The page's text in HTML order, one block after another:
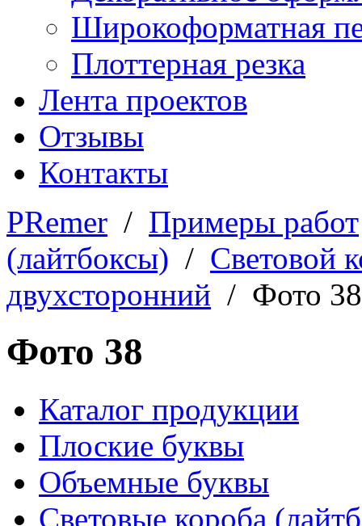
Широкоформатная
Плоттерная резка
Лента проектов
Отзывы
Контакты
PRemer / Примеры работ
(лайтбоксы) / Световой
двухсторонний / Фото 38
Фото 38
Каталог продукции
Плоские буквы
Объемные буквы
Световые короба